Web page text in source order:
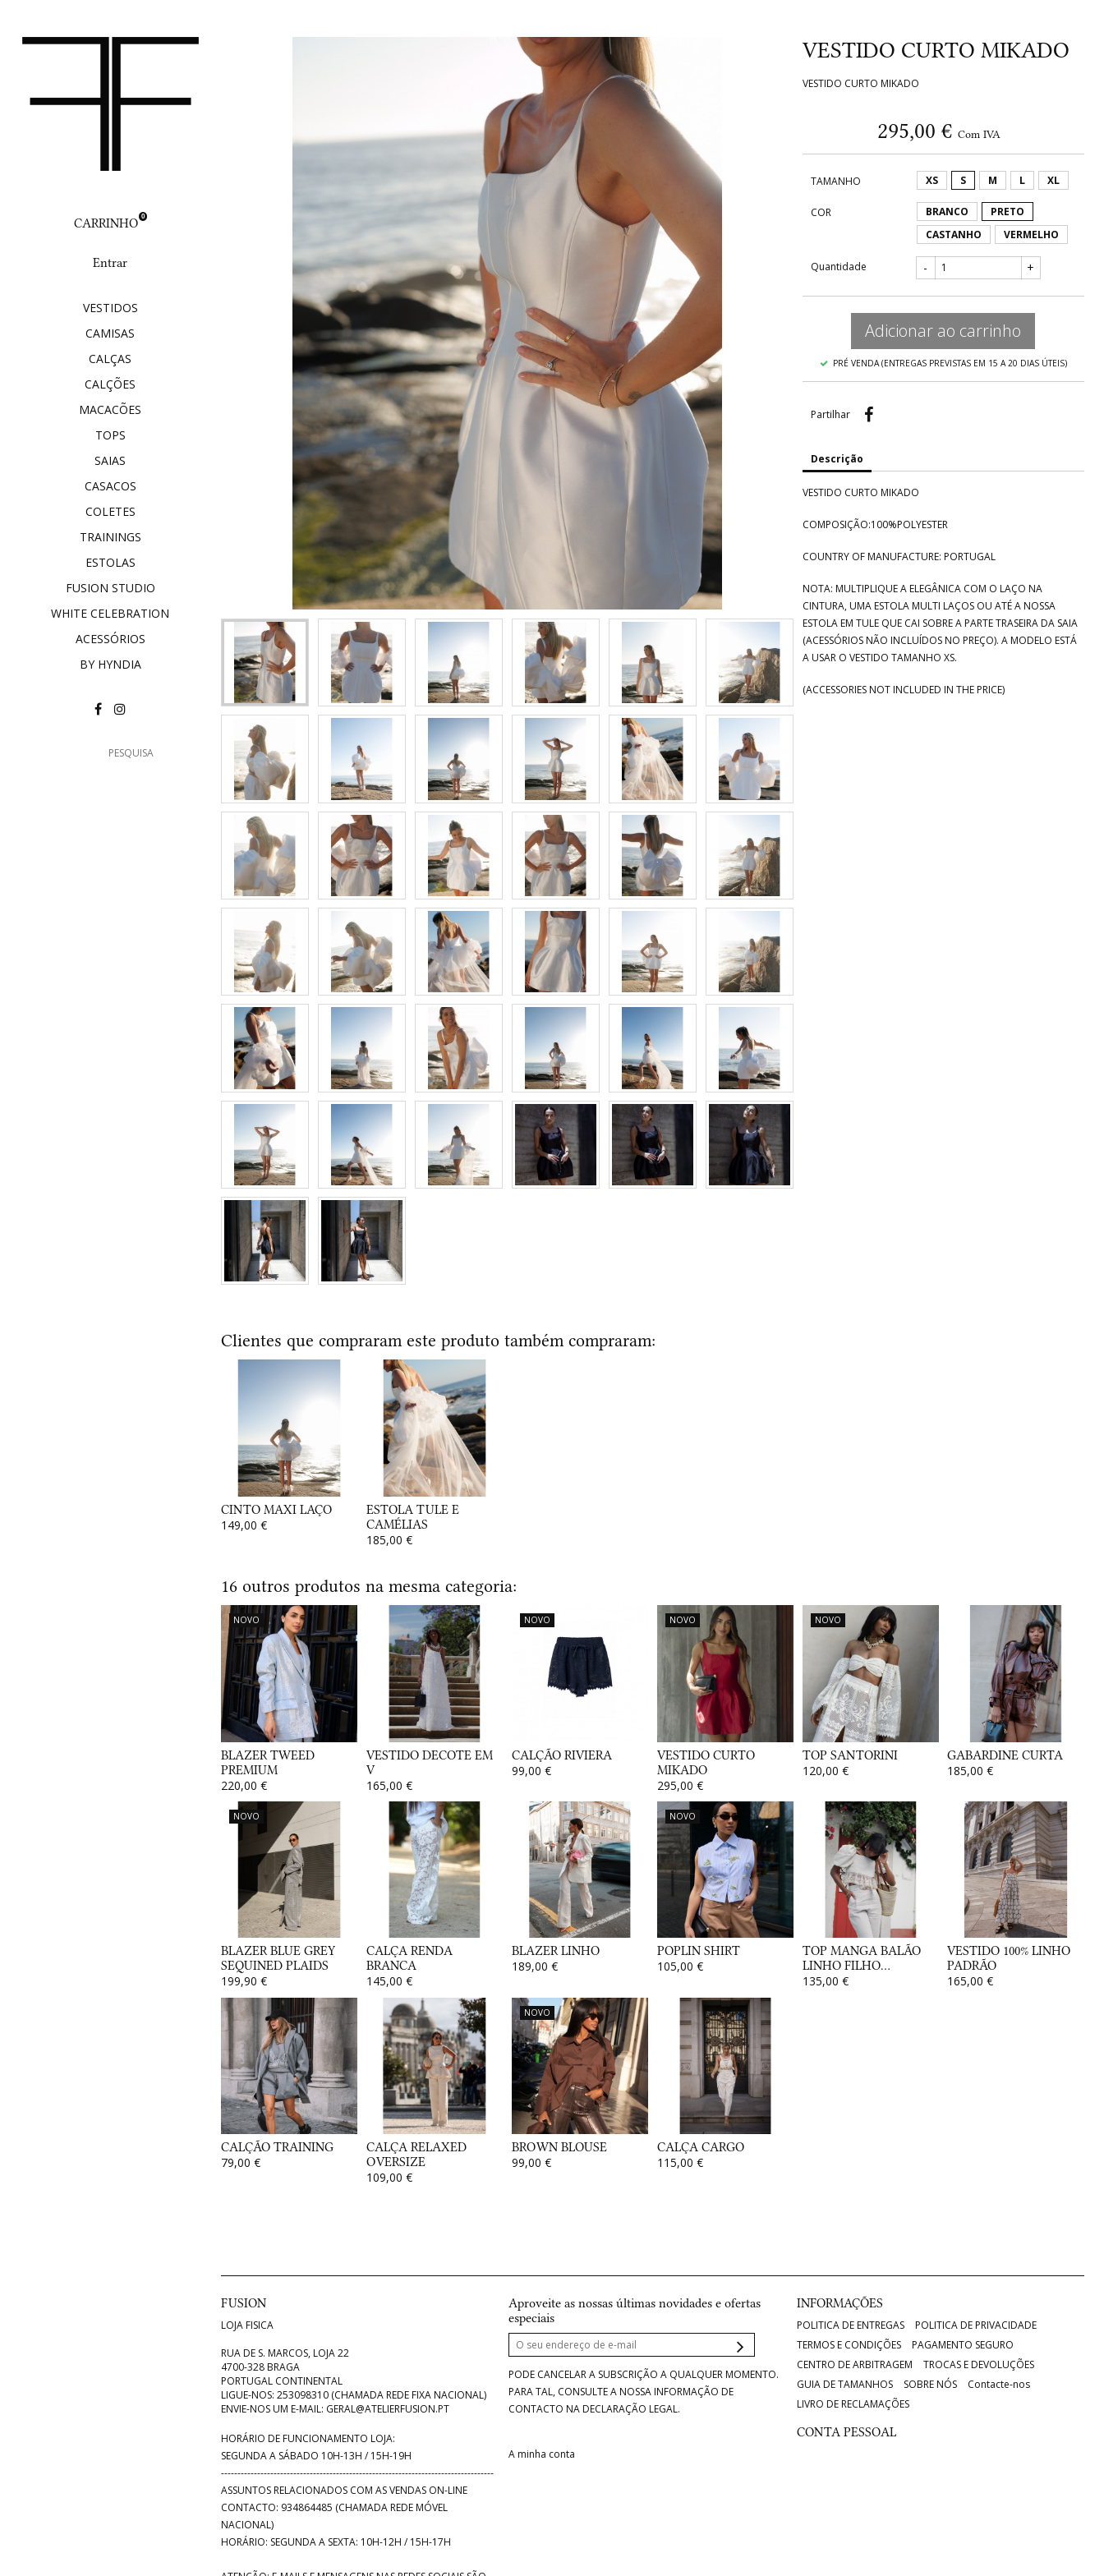
CARRINHO 0
Entrar
VESTIDOS
CAMISAS
CALÇAS
CALÇÕES
MACACÕES
TOPS
SAIAS
CASACOS
COLETES
TRAININGS
ESTOLAS
FUSION STUDIO
WHITE CELEBRATION
ACESSÓRIOS
BY HYNDIA
PESQUISA
VESTIDO CURTO MIKADO
VESTIDO CURTO MIKADO
295,00 € Com IVA
TAMANHO XS S M L XL
COR BRANCO
PRETO
CASTANHO
VERMELHO
Quantidade - +
Adicionar ao carrinho
PRÉ VENDA (ENTREGAS PREVISTAS EM 15 A 20 DIAS ÚTEIS)
Partilhar
Descrição
VESTIDO CURTO MIKADO
COMPOSIÇÃO:100%POLYESTER
COUNTRY OF MANUFACTURE: PORTUGAL
NOTA: MULTIPLIQUE A ELEGÂNICA COM O LAÇO NA
CINTURA, UMA ESTOLA MULTI LAÇOS OU ATÉ A NOSSA
ESTOLA EM TULE QUE CAI SOBRE A PARTE TRASEIRA DA SAIA
(ACESSÓRIOS NÃO INCLUÍDOS NO PREÇO). A MODELO ESTÁ
A USAR O VESTIDO TAMANHO XS.
(ACCESSORIES NOT INCLUDED IN THE PRICE)
Clientes que compraram este produto também compraram:
CINTO MAXI LAÇO
149,00 €
ESTOLA TULE E
CAMÉLIAS
185,00 €
16 outros produtos na mesma categoria:
NOVO
BLAZER TWEED
PREMIUM
220,00 €
VESTIDO DECOTE EM
V
165,00 €
NOVO
CALÇÃO RIVIERA
99,00 €
NOVO
VESTIDO CURTO
MIKADO
295,00 €
NOVO
TOP SANTORINI
120,00 €
GABARDINE CURTA
185,00 €
NOVO
BLAZER BLUE GREY
SEQUINED PLAIDS
199,90 €
CALÇA RENDA
BRANCA
145,00 €
BLAZER LINHO
189,00 €
NOVO
POPLIN SHIRT
105,00 €
TOP MANGA BALÃO
LINHO FILHO...
135,00 €
VESTIDO 100% LINHO
PADRÃO
165,00 €
CALÇÃO TRAINING
79,00 €
CALÇA RELAXED
OVERSIZE
109,00 €
NOVO
BROWN BLOUSE
99,00 €
CALÇA CARGO
115,00 €
FUSION
LOJA FISICA
RUA DE S. MARCOS, LOJA 22
4700-328 BRAGA
PORTUGAL CONTINENTAL
LIGUE-NOS: 253098310 (CHAMADA REDE FIXA NACIONAL)
ENVIE-NOS UM E-MAIL: GERAL@ATELIERFUSION.PT
HORÁRIO DE FUNCIONAMENTO LOJA:
SEGUNDA A SÁBADO 10H-13H / 15H-19H
-----------------------------------------------------------------------------------
ASSUNTOS RELACIONADOS COM AS VENDAS ON-LINE
CONTACTO: 934864485 (CHAMADA REDE MÓVEL
NACIONAL)
HORÁRIO: SEGUNDA A SEXTA: 10H-12H / 15H-17H
Aproveite as nossas últimas novidades e ofertas
especiais
PODE CANCELAR A SUBSCRIÇÃO A QUALQUER MOMENTO.
PARA TAL, CONSULTE A NOSSA INFORMAÇÃO DE
CONTACTO NA DECLARAÇÃO LEGAL.
INFORMAÇÕES
POLITICA DE ENTREGAS
POLITICA DE PRIVACIDADE
TERMOS E CONDIÇÕES
PAGAMENTO SEGURO
CENTRO DE ARBITRAGEM
TROCAS E DEVOLUÇÕES
GUIA DE TAMANHOS
SOBRE NÓS
Contacte-nos
LIVRO DE RECLAMAÇÕES
CONTA PESSOAL
A minha conta